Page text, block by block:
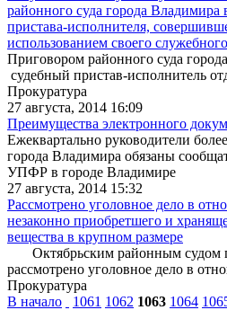
районного суда города Владимира
пристава-исполнителя,
использованием своего
Приговором районного суда
судебный пристав-исполнитель
Прокуратура
27 августа, 2014 16:09
Преимущества электронного
Ежеквартально руководители
города Владимира обязаны
УПФР в городе Владимире
27 августа, 2014 15:32
Рассмотрено уголовное дело в
незаконно приобретшего и
вещества в крупном размере
Октябрьским районным судом
рассмотрено уголовное дело в
Прокуратура
В начало
1061 1062 1063 1064